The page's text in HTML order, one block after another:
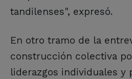
tandilenses", expresó.
En otro tramo de la
construcción colectiva
liderazgos individuales y